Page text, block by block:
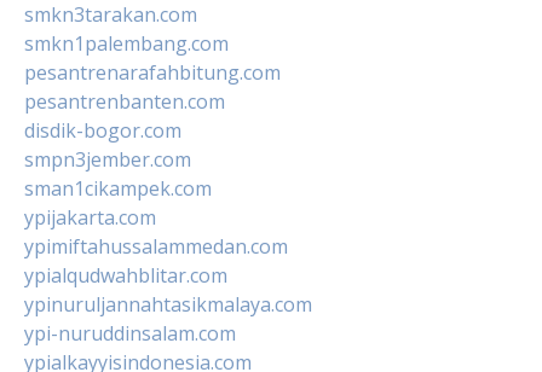
smkn3tarakan.com
smkn1palembang.com
pesantrenarafahbitung.com
pesantrenbanten.com
disdik-bogor.com
smpn3jember.com
sman1cikampek.com
ypijakarta.com
ypimiftahussalammedan.com
ypialqudwahblitar.com
ypinuruljannahtasikmalaya.com
ypi-nuruddinsalam.com
ypialkayyisindonesia.com